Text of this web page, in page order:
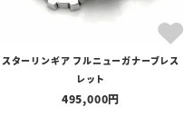
スターリンギア フルニューガナーブレス
レット
495,000